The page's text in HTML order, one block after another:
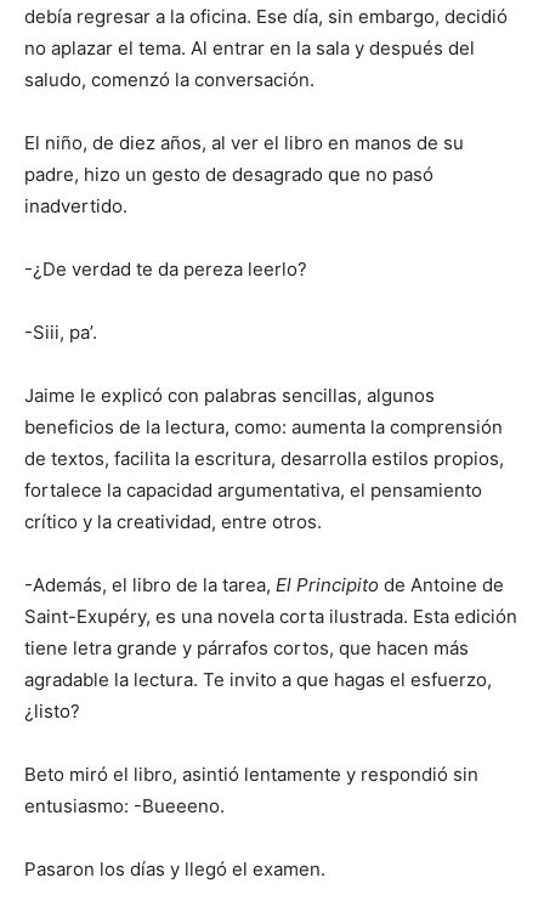
debía regresar a la oficina. Ese día, sin embargo, decidió
no aplazar el tema. Al entrar en la sala y después del
saludo, comenzó la conversación.
El niño, de diez años, al ver el libro en manos de su
padre, hizo un gesto de desagrado que no pasó
inadvertido.
-¿De verdad te da pereza leerlo?
-Siii, pa’.
Jaime le explicó con palabras sencillas, algunos
beneficios de la lectura, como: aumenta la comprensión
de textos, facilita la escritura, desarrolla estilos propios,
fortalece la capacidad argumentativa, el pensamiento
crítico y la creatividad, entre otros.
-Además, el libro de la tarea, El Principito de Antoine de
Saint-Exupéry, es una novela corta ilustrada. Esta edición
tiene letra grande y párrafos cortos, que hacen más
agradable la lectura. Te invito a que hagas el esfuerzo,
¿listo?
Beto miró el libro, asintió lentamente y respondió sin
entusiasmo: -Bueeeno.
Pasaron los días y llegó el examen.